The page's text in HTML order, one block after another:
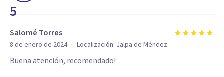
5
Salomé Torres
8 de enero de 2024 · Localización: Jalpa de Méndez
Buena atención, recomendado!